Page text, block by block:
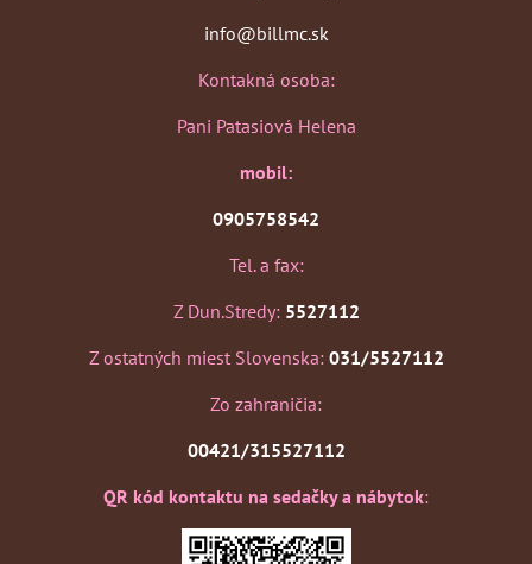
info@billmc.sk
Kontakná osoba:
Pani Patasiová Helena
mobil:
0905758542
Tel. a fax:
Z Dun.Stredy: 5527112
Z ostatných miest Slovenska: 031/5527112
Zo zahraničia:
00421/315527112
QR kód kontaktu na sedačky a nábytok: